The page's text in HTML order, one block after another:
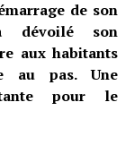
de son
dévoilé son
aux habitants
au pas. Une
pour le